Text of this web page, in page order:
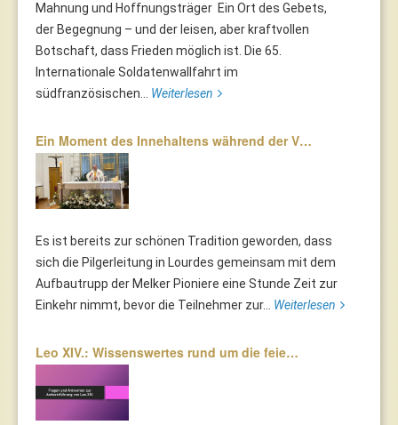
Mahnung und Hoffnungsträger Ein Ort des Gebets,
der Begegnung – und der leisen, aber kraftvollen
Botschaft, dass Frieden möglich ist. Die 65.
Internationale Soldatenwallfahrt im
südfranzösischen... Weiterlesen
Ein Moment des Innehaltens während der V…
Es ist bereits zur schönen Tradition geworden, dass
sich die Pilgerleitung in Lourdes gemeinsam mit dem
Aufbautrupp der Melker Pioniere eine Stunde Zeit zur
Einkehr nimmt, bevor die Teilnehmer zur... Weiterlesen
Leo XIV.: Wissenswertes rund um die feie…